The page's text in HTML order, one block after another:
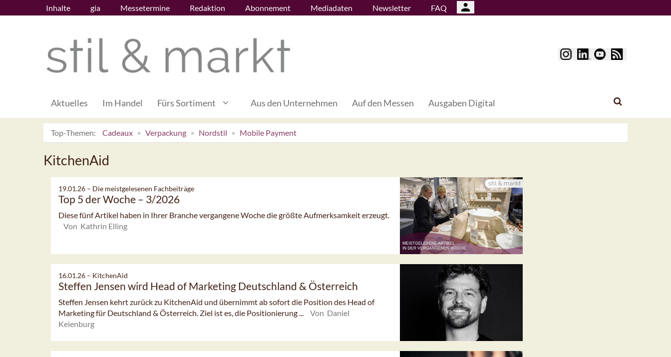
Inhalte gia Messetermine Redaktion Abonnement Mediadaten Newsletter FAQ
Aktuelles Im Handel Fürs Sortiment Aus den Unternehmen Auf den Messen Ausgaben Digital
Top-Themen: Cadeaux Verpackung Nordstil Mobile Payment
KitchenAid
19.01.26 – Die meistgelesenen Fachbeiträge
Top 5 der Woche – 3/2026
Diese fünf Artikel haben in Ihrer Branche vergangene Woche die größte Aufmerksamkeit erzeugt.
Von Kathrin Elling
16.01.26 – KitchenAid
Steffen Jensen wird Head of Marketing Deutschland & Österreich
Steffen Jensen kehrt zurück zu KitchenAid und übernimmt ab sofort die Position des Head of
Marketing für Deutschland & Österreich. Ziel ist es, die Positionierung ...
Von Daniel
Keienburg